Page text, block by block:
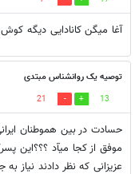
آغا میگن کانادایی دیگه کوش
توصیه یک روانشناس مبتدی
13
21
حسادت در بین هموطنان
موفق از کجا میآد ؟؟؟این
عزیزانی که نظر دادند نیاز